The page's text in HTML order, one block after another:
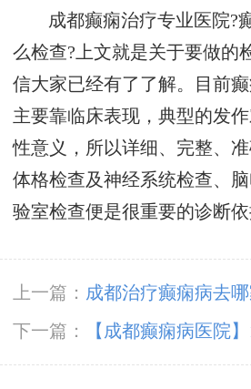
成都癫痫治疗专业医院?
么检查?上文就是关于要做的
信大家已经有了了解。目前
主要靠临床表现，典型的发
性意义，所以详细、完整、准
体格检查及神经系统检查、
验室检查便是很重要的诊断依
上一篇： 成都治疗癫痫病去
性有什么危害?
下一篇：
【成都癫痫病医院
三甲知名专家高伟博士亲临